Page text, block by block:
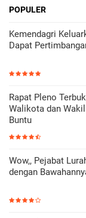
POPULER
Kemendagri
Dapat
Rapat Pleno
Walikota dan
Buntu
Wow,, Pejabat
dengan